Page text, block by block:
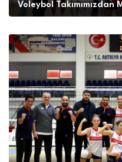
Voleybol Takımımızdan